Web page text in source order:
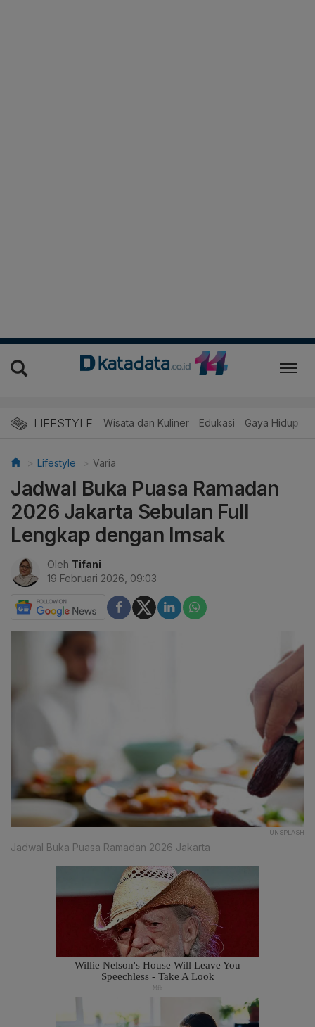
LIFESTYLE Wisata dan Kuliner Edukasi Gaya Hidup
Lifestyle Varia
Jadwal Buka Puasa Ramadan
2026 Jakarta Sebulan Full
Lengkap dengan Imsak
Oleh Tifani
19 Februari 2026, 09:03
UNSPLASH
Jadwal Buka Puasa Ramadan 2026 Jakarta